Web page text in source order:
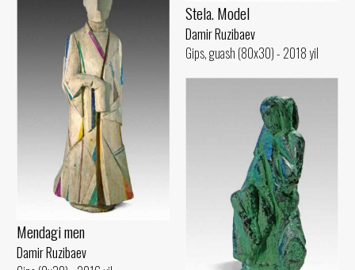
Stela. Model
Damir Ruzibaev
Gips, guash (80x30) - 2018 yil
Mendagi men
Damir Ruzibaev